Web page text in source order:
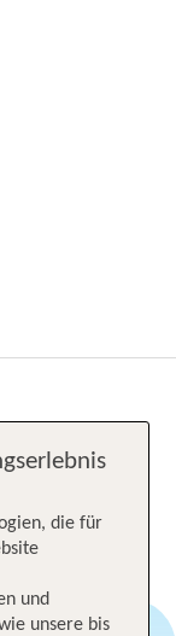
die für
und
unsere bis